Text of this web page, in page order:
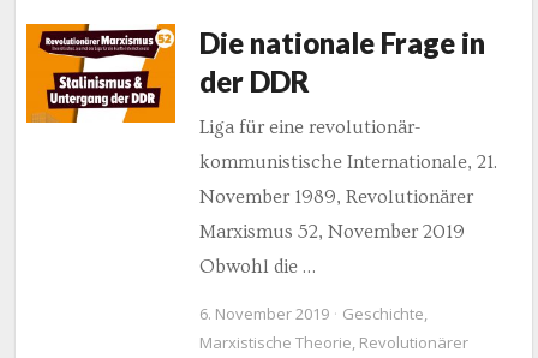
Die nationale Frage in
der DDR
Liga für eine revolutionär-
kommunistische Internationale, 21.
November 1989, Revolutionärer
Marxismus 52, November 2019
Obwohl die …
6. November 2019 Geschichte,
Marxistische Theorie, Revolutionärer